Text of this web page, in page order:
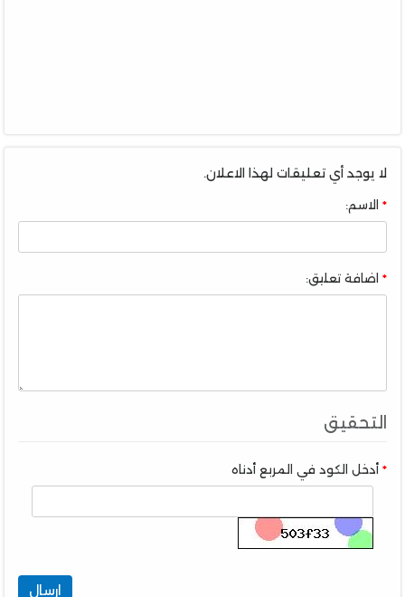
لا يوجد أي تعليقات لهذا الاعلان.
الاسم:
اضافة تعليق:
التحقيق
أدخل الكود في المربع أدناه
ارسال